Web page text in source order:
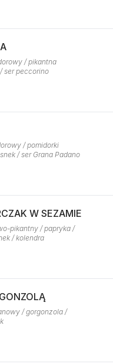
/ pikantna
ser peccorino
/ pomidorki
/ ser Grana Padano
W SEZAMIE
pikantny / papryka /
/ kolendra
/ gorgonzola /